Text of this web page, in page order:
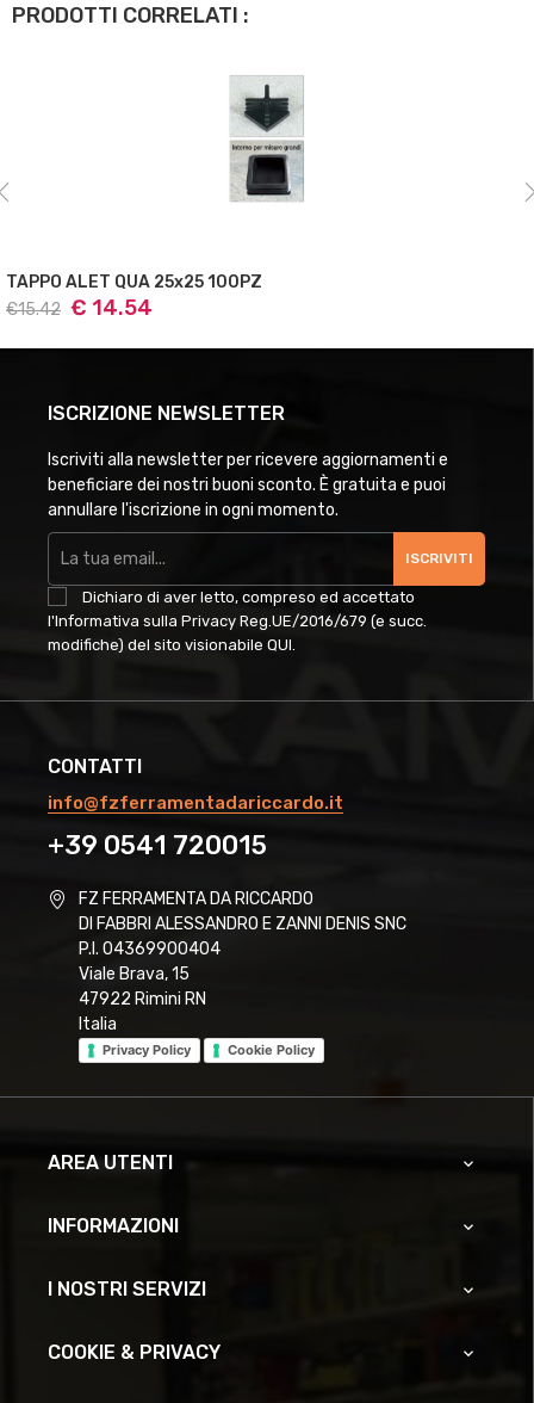
PRODOTTI CORRELATI :
TAPPO ALET QUA 25x25 100PZ
€15.42 € 14.54
ISCRIZIONE NEWSLETTER
Iscriviti alla newsletter per ricevere aggiornamenti e
beneficiare dei nostri buoni sconto. È gratuita e puoi
annullare l'iscrizione in ogni momento.
ISCRIVITI
Dichiaro di aver letto, compreso ed accettato
l'Informativa sulla Privacy Reg.UE/2016/679 (e succ.
modifiche) del sito visionabile QUI
CONTATTI
info@fzferramentadariccardo.it
+39 0541 720015
FZ FERRAMENTA DA RICCARDO
DI FABBRI ALESSANDRO E ZANNI DENIS SNC
P.I. 04369900404
Viale Brava, 15
47922 Rimini RN
Italia
Privacy Policy Cookie Policy
AREA UTENTI 
INFORMAZIONI 
I NOSTRI SERVIZI 
COOKIE & PRIVACY 